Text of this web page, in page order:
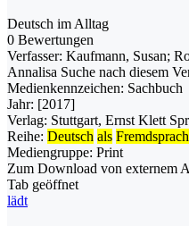
Deutsch im Alltag
0 Bewertungen
Verfasser: Kaufmann, Susan;
Annalisa Suche nach diesem
Medienkennzeichen: Sachbuch
Jahr: [2017]
Verlag: Stuttgart, Ernst Klett
Reihe: Deutsch als
Mediengruppe: Print
Zum Download von externem
Tab geöffnet
lädt